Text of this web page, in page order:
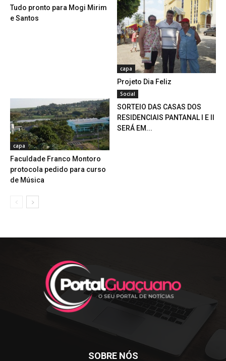
Tudo pronto para Mogi Mirim
e Santos
capa
Projeto Dia Feliz
capa
Faculdade Franco Montoro
protocola pedido para curso
de Música
Social
SORTEIO DAS CASAS DOS
RESIDENCIAIS PANTANAL I E II
SERÁ EM...
SOBRE NÓS